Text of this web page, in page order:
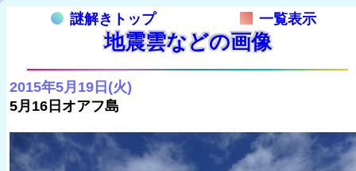
謎解きトップ 一覧表示
地震雲などの画像
2015年5月19日(火)
5月16日オアフ島